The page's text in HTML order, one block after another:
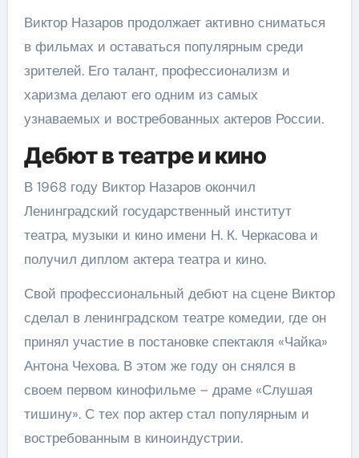
Виктор Назаров продолжает активно сниматься
в фильмах и оставаться популярным среди
зрителей. Его талант, профессионализм и
харизма делают его одним из самых
узнаваемых и востребованных актеров России.
Дебют в театре и кино
В 1968 году Виктор Назаров окончил
Ленинградский государственный институт
театра, музыки и кино имени Н. К. Черкасова и
получил диплом актера театра и кино.
Свой профессиональный дебют на сцене Виктор
сделал в ленинградском театре комедии, где он
принял участие в постановке спектакля «Чайка»
Антона Чехова. В этом же году он снялся в
своем первом кинофильме – драме «Слушая
тишину». С тех пор актер стал популярным и
востребованным в киноиндустрии.